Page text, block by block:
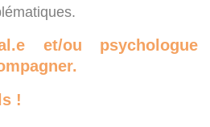
et/ou psychologue
!